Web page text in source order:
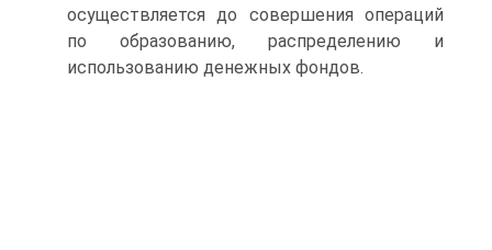
осуществляется до совершения операций
по образованию, распределению и
использованию денежных фондов.